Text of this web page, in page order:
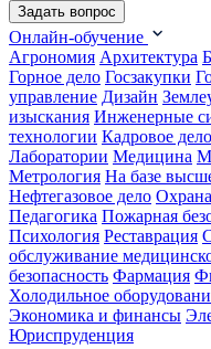
Задать вопрос
Онлайн-обучение
Агрономия Архитектура
Горное дело Госзакупки
управление Дизайн
изыскания Инженерные
технологии Кадровое
Лаборатории Медицина
Метрология На базе
Нефтегазовое дело
Педагогика Пожарная
Психология Реставрация
обслуживание
безопасность Фармация
Холодильное
Экономика и финансы
Юриспруденция